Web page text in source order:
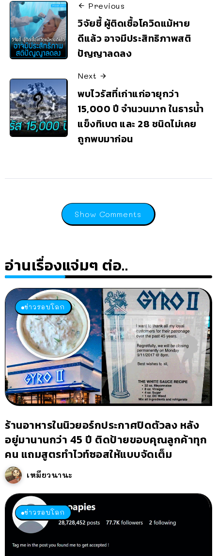
Previous
วิจัยชี้ ผู้ติดเชื้อโควิดแม้หาย
ดีแล้ว อาจมีประสิทธิภาพสติ
ปัญญาลดลง
Next
พบไวรัสที่เก่าแก่อายุกว่า
15,000 ปี จำนวนมาก ในธารน้ำ
แข็งทิเบต และ 28 ชนิดไม่เคย
ถูกพบมาก่อน
Show Comments
อ่านเรื่องแจ่มๆ ต่อ..
ข่าวรอบโลก
ร้านอาหารในนิวยอร์กประกาศปิดตัวลง หลัง
อยู่มานานกว่า 45 ปี ติดป้ายขอบคุณลูกค้าทุก
คน แถมสูตรทำไวท์ซอสให้แบบจัดเต็ม
เหมียวนานะ
ข่าวรอบโลก